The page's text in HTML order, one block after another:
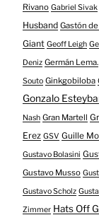
Rivano Gabriel Sivak
Husband Gastón
Giant Geoff Leigh
Deniz Germán Lema.
Souto Ginkgobiloba
Gonzalo
Nash Gran Martell
Erez GSV Guille
Gustavo Bolasini
Gustavo Musso
Gustavo Scholz
Zimmer Hats Off